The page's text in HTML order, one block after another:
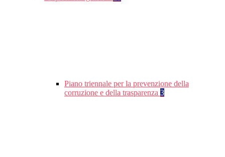
Piano triennale per la prevenzione della
corruzione e della trasparenza 3